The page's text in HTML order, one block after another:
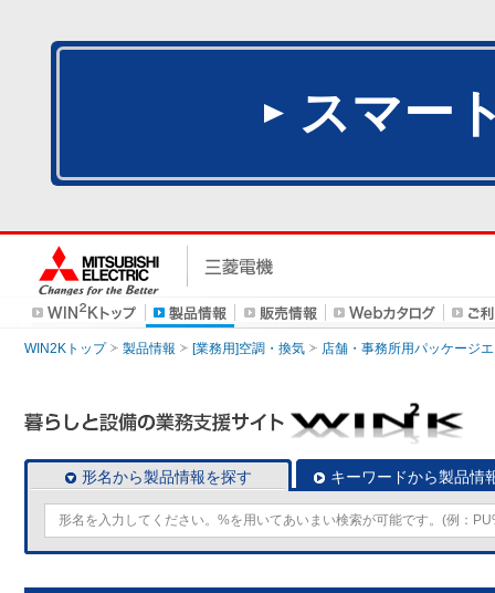
スマー
WIN2Kトップ 製品情報 [業務用]空調・換気 店舗・事務所用パッケージ
形名から製品情報を探す キーワードから製品情